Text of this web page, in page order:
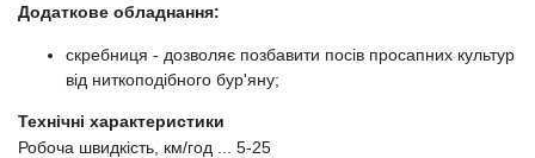
Додаткове обладнання:
скребниця - дозволяє позбавити посів просапних культур
від ниткоподібного бур'яну;
Технічні характеристики
Робоча швидкість, км/год ... 5-25